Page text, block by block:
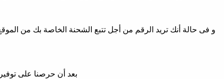
و فى حالة أنك تريد الرقم من أجل تتبع الشحنة الخاصة بك من
بعد أن حرصنا على توفير